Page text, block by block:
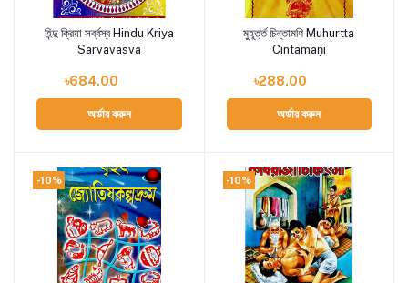
Add to cart
হিন্দু ক্রিয়া সর্ব্বস্ব Hindu Kriya
Sarvavasva
৳684.00
অর্ডার করুন
Add to cart
মুহূর্ত্ত চিন্তামণি Muhurtta
Cintamaṇi
৳288.00
অর্ডার করুন
-10% -10%